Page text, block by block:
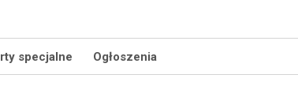
specjalne Ogłoszenia